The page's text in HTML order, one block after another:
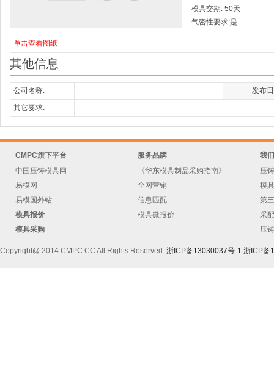
模具交期: 50天
气密性要求:是
单击查看图纸
其他信息
公司名称:
发布
其它要求:
CMPC旗下平台
中国压铸模具网
易模网
易模国外站
模具报价
模具采购
服务品牌
《华东模具制品采购指南》
全网营销
信息匹配
模具微报价
我
压
模
第
采
压
Copyright@ 2014 CMPC.CC All Rights Reserved. 浙ICP备13030037号-1 浙ICP备